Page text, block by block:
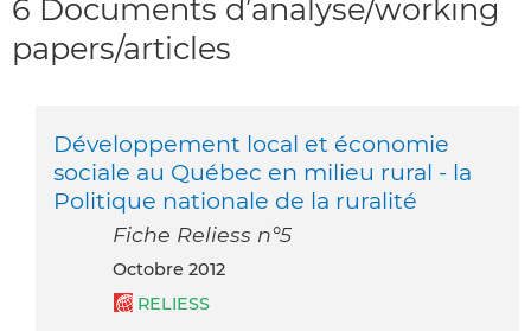
6 Documents d’analyse/working
papers/articles
Développement local et économie
sociale au Québec en milieu rural - la
Politique nationale de la ruralité
Fiche Reliess n°5
octobre 2012
RELIESS